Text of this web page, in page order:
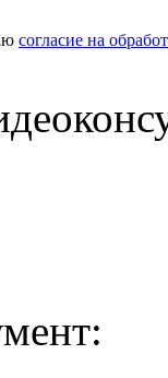
согласие на